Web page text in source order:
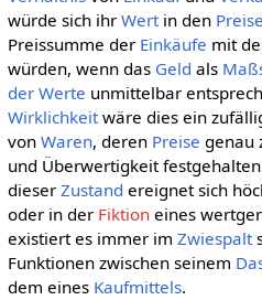
würde sich ihr Wertin den
Preissumme der Einkäufe mit
würden, wenn das Geld als
der Werte unmittelbar
Wirklichkeitwäre dies ein
von Waren, deren Preise genau
und Überwertigkeit
dieser Zustand ereignet sich
oder in der Fiktioneines
existiert es immer im Zwiespalt
Funktionen zwischen seinem
dem eines Kaufmittels.